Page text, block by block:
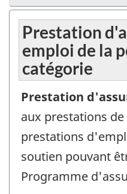
Prestation
emploi de la
catégorie
Prestation
aux prestations
prestations
soutien pouvant
Programme